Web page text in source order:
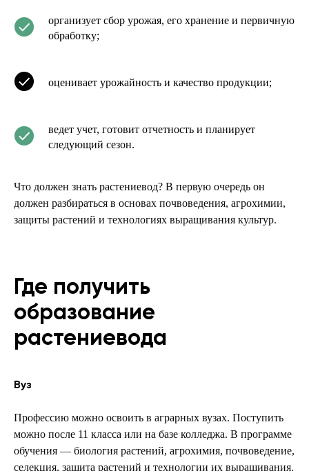
организует сбор урожая, его хранение и первичную
обработку;
оценивает урожайность и качество продукции;
ведет учет, готовит отчетность и планирует
следующий сезон.
Что должен знать растениевод? В первую очередь он
должен разбираться в основах почвоведения, агрохимии,
защиты растений и технологиях выращивания культур.
Где получить
образование
растениевода
Вуз
Профессию можно освоить в аграрных вузах. Поступить
можно после 11 класса или на базе колледжа. В программе
обучения — биология растений, агрохимия, почвоведение,
селекция, защита растений и технологии их выращивания.